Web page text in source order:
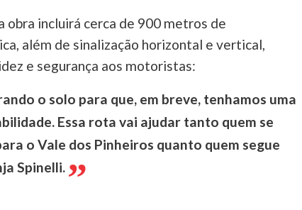
obra incluirá cerca de 900 metros de
além de sinalização horizontal e vertical,
e segurança aos motoristas:
o solo para que, em breve, tenhamos uma
Essa rota vai ajudar tanto quem se
o Vale dos Pinheiros quanto quem segue
Spinelli.